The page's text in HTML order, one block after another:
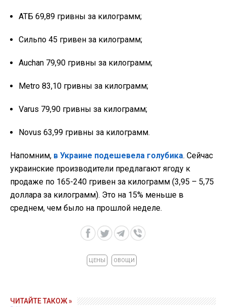
АТБ 69,89 гривны за килограмм;
Сильпо 45 гривен за килограмм;
Auchan 79,90 гривны за килограмм;
Metro 83,10 гривны за килограмм;
Varus 79,90 гривны за килограмм;
Novus 63,99 гривны за килограмм.
Напомним, в Украине подешевела голубика. Сейчас
украинские производители предлагают ягоду к
продаже по 165-240 гривен за килограмм (3,95 – 5,75
доллара за килограмм). Это на 15% меньше в
среднем, чем было на прошлой неделе.
ЦЕНЫ ОВОЩИ
ЧИТАЙТЕ ТАКОЖ »